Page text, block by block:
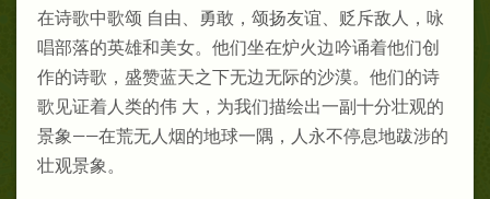
在诗歌中歌颂 自由、勇敢，颂扬友谊、贬斥敌人，咏
唱部落的英雄和美女。他们坐在炉火边吟诵着他们创
作的诗歌，盛赞蓝天之下无边无际的沙漠。他们的诗
歌见证着人类的伟 大，为我们描绘出一副十分壮观的
景象——在荒无人烟的地球一隅，人永不停息地跋涉的
壮观景象。